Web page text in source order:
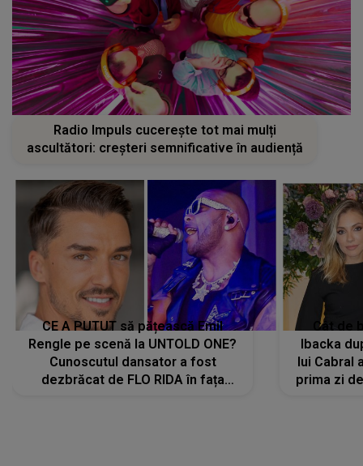
CE A PUTUT să pățească Emil
Rengle pe scenă la UNTOLD ONE?
Cunoscutul dansator a fost
dezbrăcat de FLO RIDA în fața
tuturor: „Mi-a dat hainele lui. Ce s-a
întâmplat mai exact...”
Ibacka
lui Cabral
prima zi